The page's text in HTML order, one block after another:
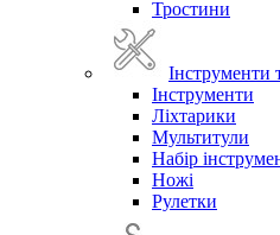
Тростини
Інструменти
Інструменти
Ліхтарики
Мультитули
Набір
Ножі
Рулетки